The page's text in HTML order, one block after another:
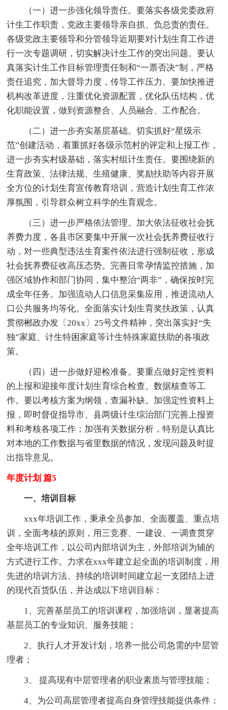
（一）进一步强化领导责任。要落实各级党委政府
计生工作职责，党政主要领导亲自抓、负总责的责任。
各级党政主要领导和分管领导近期要对计划生育工作进
行一次专题调研，切实解决计生工作的突出问题。要认
真落实计生工作目标管理责任制和“一票否决”制，严格
责任追究，加大督导力度，传导工作压力。要加快推进
机构改革进度，注重优化资源配置，优化队伍结构，优
化职能设置，做到资源整合、人员融合、工作配合。
（二）进一步夯实基层基础。切实抓好“星级示
范”创建活动，着重抓好各级示范村的评定和上报工作，
进一步夯实村级基础，落实村组计生责任。要围绕新的
生育政策、法律法规、生殖健康、奖励扶助等内容开展
全方位的计划生育宣传教育培训，营造计划生育工作浓
厚氛围，引导群众树立科学的生育观念。
（三）进一步严格依法管理。加大依法征收社会抚
养费力度，各县市区要集中开展一次社会抚养费征收行
动，对一些典型违法生育案件依法进行强制征收，形成
社会抚养费征收高压态势。完善日常孕情监控措施，加
强区域协作和部门协同，集中整治“两非”，确保按时完
成全年任务。加强流动人口信息采集应用，推进流动人
口公共服务均等化。全面落实计划生育奖扶政策，认真
贯彻郴政办发〔20xx〕25号文件精神，突出落实好“失
独”家庭、计生特困家庭等计生特殊家庭扶助的各项政
策。
（四）进一步做好迎检准备。要重点做好定性资料
的上报和迎接年度计划生育综合检查、数据核查等工
作。要以考核方案为纲领，查漏补缺。加强定性资料上
报，即时督促指导市、县两级计生综治部门完善上报资
料和考核各项工作；加强有关数据分析，特别是认真比
对本地的工作数据与省里数据的情况，发现问题及时提
出指导意见。
年度计划 篇5
一、培训目标
xxx年培训工作，秉承全员参加、全面覆盖、重点培
训，全面考核的原则，用三竞赛、一建设、一调查贯穿
全年培训工作，以公司内部培训为主，外部培训为辅的
方式进行工作。力求在xxx年建立起全面的培训制度，用
先进的培训方法、持续的培训时间建立起一支团结上进
的现代百货队伍，并达成以下培训目标：
1、完善基层员工的培训课程，加强培训，显著提高
基层员工的专业知识、服务技能；
2、执行人才开发计划，培养一批公司急需的中层管
理者；
3、 提高现有中层管理者的职业素质与管理技能；
4、为公司高层管理者提高自身管理技能提供条件；